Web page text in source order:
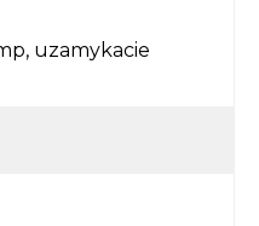
uzamykacie